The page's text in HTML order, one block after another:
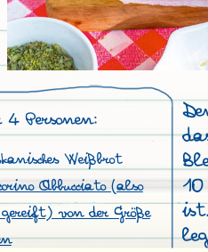
Personen:
Weißbrot
Abbucciato (also
von der Größe
10